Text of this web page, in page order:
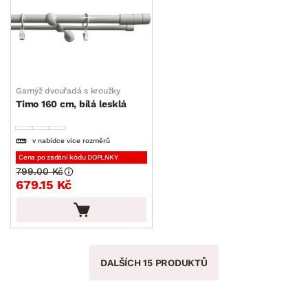
Garnýž dvouřadá s kroužky
Timo 160 cm, bílá lesklá
v nabídce více rozměrů
Cena po zadání kódu DOPLNKY
679.15 Kč
799.00 Kč
DALŠÍCH 15 PRODUKTŮ